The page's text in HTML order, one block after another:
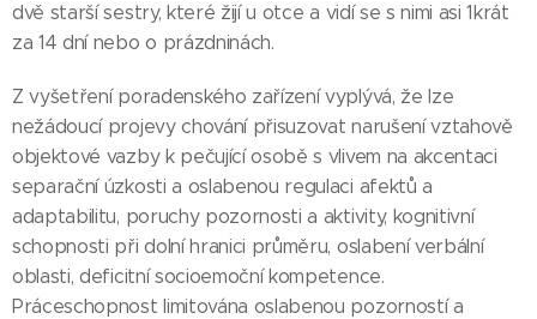
dvě starší sestry, které žijí u otce a vidí se s nimi asi 1krát
za 14 dní nebo o prázdninách.
Z vyšetření poradenského zařízení vyplývá, že lze
nežádoucí projevy chování přisuzovat narušení vztahově
objektové vazby k pečující osobě s vlivem na akcentaci
separační úzkosti a oslabenou regulaci afektů a
adaptabilitu, poruchy pozornosti a aktivity, kognitivní
schopnosti při dolní hranici průměru, oslabení verbální
oblasti, deficitní socioemoční kompetence.
Práceschopnost limitována oslabenou pozorností a